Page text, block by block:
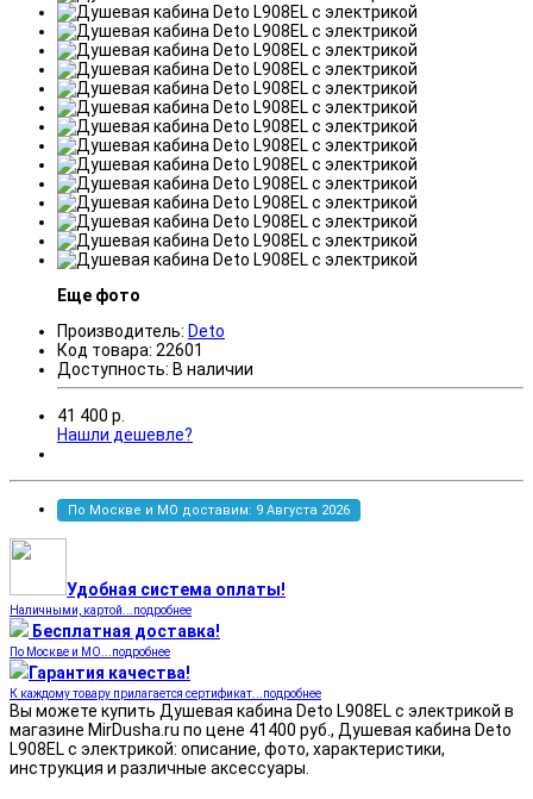
Еще фото
Производитель: Deto
Код товара: 22601
Доступность: В наличии
41 400 р.
Нашли дешевле?
По Москве и МО доставим: 9 Августа 2026
Удобная система оплаты!
Наличными, картой...подробнее
Бесплатная доставка!
По Москве и МО...подробнее
Гарантия качества!
К каждому товару прилагается сертификат...подробнее
Вы можете купить Душевая кабина Deto L908EL с электрикой в
магазине MirDusha.ru по цене 41400 руб., Душевая кабина Deto
L908EL с электрикой: описание, фото, характеристики,
инструкция и различные аксессуары.